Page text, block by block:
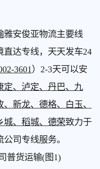
雅安俊亚物流主要线
直达专线，天天发车24
3601 ）2-3天可以安
定、泸定、丹巴、九
新龙、德格、白玉、
城、稻城、德荣致力于
司专线服务。